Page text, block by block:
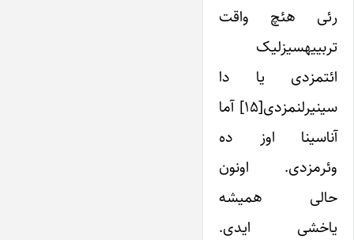
رئی هئچ واقت
تربییه­سیزلیک
ائتمزدی یا دا
سینیرلنمزدی[۱۵] آما
آناسینا اوز ده
وئرمزدی. اونون
حالی همیشه
یاخشی ایدی.